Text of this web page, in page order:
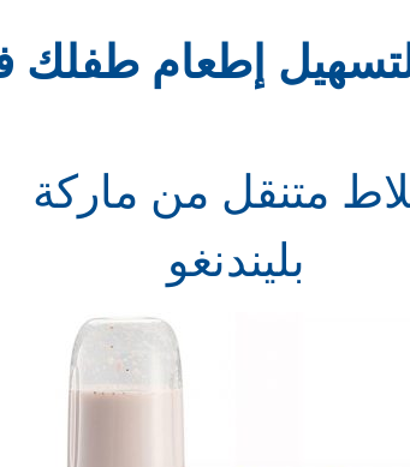
إطعام طفلك
متنقل من ماركة
بليندنغو